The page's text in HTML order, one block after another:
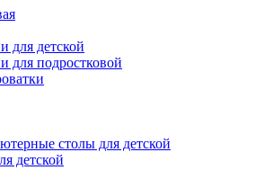
для детской
для подростковой
столы для детской
детской